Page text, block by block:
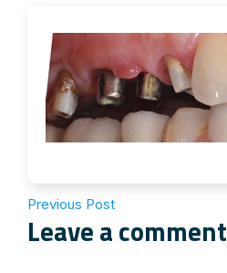
Previous Post
Leave a comment